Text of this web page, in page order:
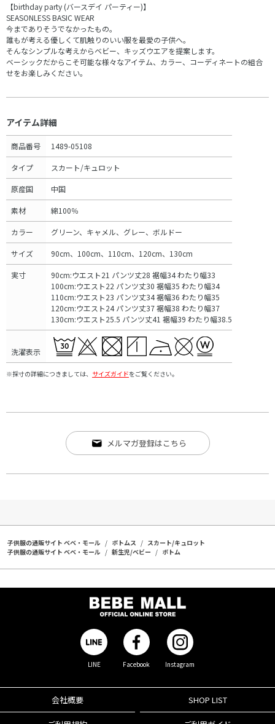
【birthday party (バースデイ パーティー)】
SEASONLESS BASIC WEAR
今までありそうでなかったもの。
誰もが考える優しくて肌触りのいい服を最愛の子供へ。
そんなシンプルな考えからベビー、キッズウエアを提案します。
ベーシックだからこそ可能な様々なアイテム、カラー、コーディネートの組合
せをお楽しみください。
アイテム詳細
商品番号 1489-05108
タイプ スカート/キュロット
原産国 中国
素材 綿100％
カラー グリーン、キャメル、グレー、ボルドー
サイズ 90cm、100cm、110cm、120cm、130cm
実寸
90cm:ウエスト21 パンツ丈28 裾幅34 わたり幅33
100cm:ウエスト22 パンツ丈30 裾幅35 わたり幅34
110cm:ウエスト23 パンツ丈34 裾幅36 わたり幅35
120cm:ウエスト24 パンツ丈37 裾幅38 わたり幅37
130cm:ウエスト25.5 パンツ丈41 裾幅39 わたり幅38.5
洗濯表示
※採寸の詳細につきましては、 サイズガイドをご覧ください。
メルマガ登録はこちら
子供服の通販サイト ベベ・モール ボトムス
スカート/キュロット
子供服の通販サイト ベベ・モール
新生児/ベビー ボトム
LINE Facebook Instagram
会社概要 SHOP LIST